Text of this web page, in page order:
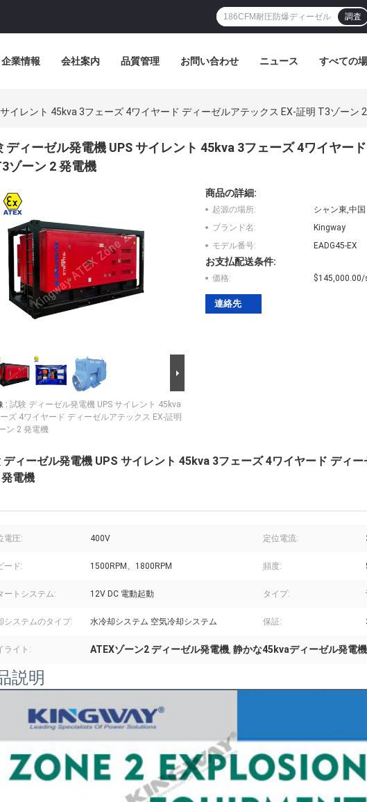
調査
企業情報 会社案内 品質管理 お問い合わせ ニュース すべての
イレント 45kva 3フェーズ 4ワイヤード ディーゼルアテックス EX-証明 T3ゾーン
ディーゼル発電機 UPS サイレント 45kva 3フェーズ 4ワイヤー
ゾーン 2 発電機
: 試験 ディーゼル発電機 UPS サイレント 45kva
ズ 4ワイヤード ディーゼルアテックス EX-証明
ン 2 発電機
商品の詳細:
起源の場所:
シャン東,中国
ブランド名:
Kingway
モデル番号:
EADG45-EX
お支払配送条件:
価格:
連絡先
ディーゼル発電機 UPS サイレント 45kva 3フェーズ 4ワイヤード ディ
発電機
電圧: 400V 定位電流:
ード: 1500RPM、1800RPM 頻度:
ートシステム: 12V DC 電動起動 タイプ:
システムのタイプ: 水冷却システム 空気冷却システム 保証:
ライト: ATEXゾーン2 ディーゼル発電機, 静かな45kvaディーゼル発電機
説明